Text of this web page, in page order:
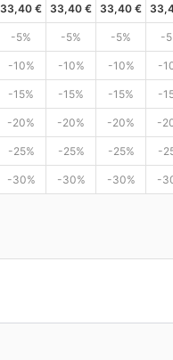
33,40 € 33,40 € 33,40 €
-5% -5% -5% -
-10% -10% -10% -
-15% -15% -15% -
-20% -20% -20% -
-25% -25% -25% -
-30% -30% -30% -